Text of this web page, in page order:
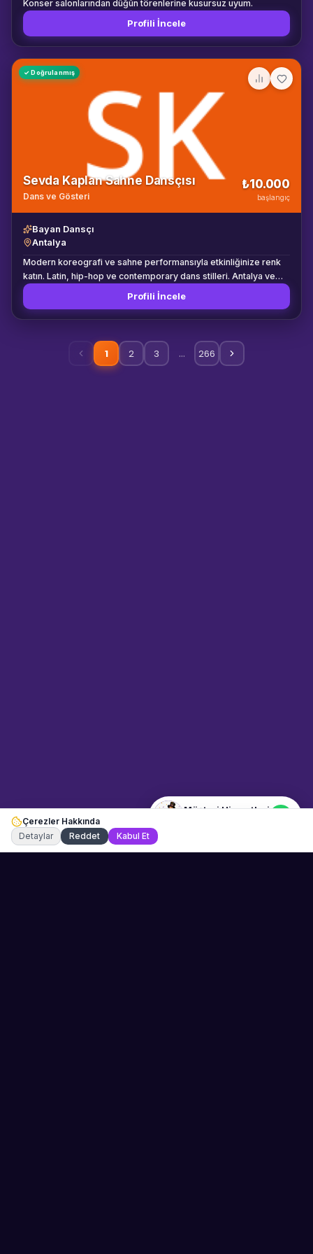
Konser salonlarından düğün törenlerine kusursuz uyum.
Profili İncele
✓ Doğrulanmış
Sevda Kaplan Sahne Dansçısı
Dans ve Gösteri
₺10.000
başlangıç
Bayan Dansçı
Antalya
Modern koreografi ve sahne performansıyla etkinliğinize renk
katın. Latin, hip-hop ve contemporary dans stilleri. Antalya ve
çevresinde hizmet veriyoruz.
Profili İncele
1 2 3 … 266
Müşteri Hizmetleri
Çerezler Hakkında
Detaylar
Reddet Kabul Et